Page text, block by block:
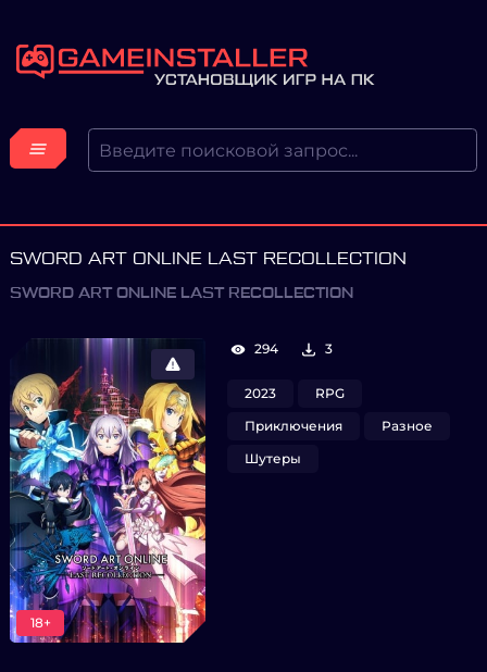
SWORD ART ONLINE LAST RECOLLECTION
SWORD ART ONLINE LAST RECOLLECTION
18+
294 3
2023
RPG
Приключения
Разное
Шутеры